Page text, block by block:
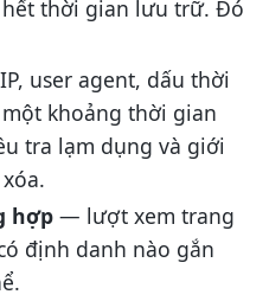
thời gian lưu trữ. Đó
user agent, dấu thời
khoảng thời gian
tra lạm dụng và giới
hợp— lượt xem trang
định danh nào gắn